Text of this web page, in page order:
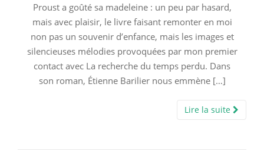
Proust a goûté sa madeleine : un peu par hasard,
mais avec plaisir, le livre faisant remonter en moi
non pas un souvenir d’enfance, mais les images et
silencieuses mélodies provoquées par mon premier
contact avec La recherche du temps perdu. Dans
son roman, Étienne Barilier nous emmène […]
Lire la suite